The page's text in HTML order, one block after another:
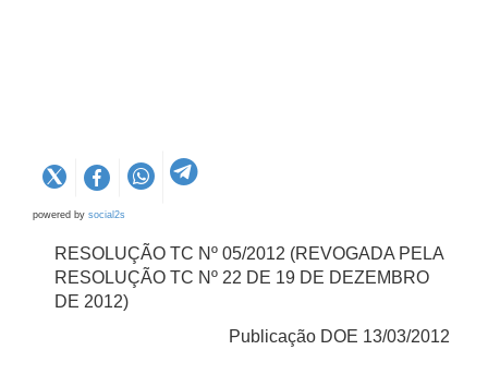
powered by social2s
RESOLUÇÃO TC Nº 05/2012 (REVOGADA PELA
RESOLUÇÃO TC Nº 22 DE 19 DE DEZEMBRO
DE 2012)
Publicação DOE 13/03/2012